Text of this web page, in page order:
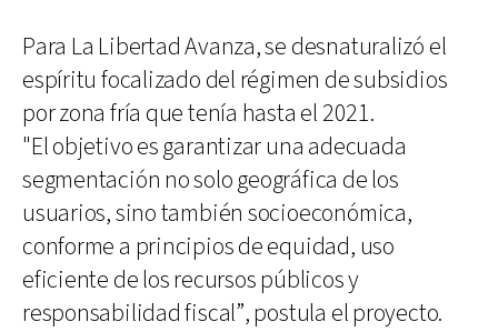
Para La Libertad Avanza, se desnaturalizó el
espíritu focalizado del régimen de subsidios
por zona fría que tenía hasta el 2021.
"El objetivo es garantizar una adecuada
segmentación no solo geográfica de los
usuarios, sino también socioeconómica,
conforme a principios de equidad, uso
eficiente de los recursos públicos y
responsabilidad fiscal”, postula el proyecto.